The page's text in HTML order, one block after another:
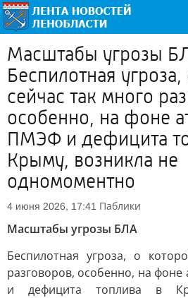
Масштабы угрозы
Беспилотная
сейчас так много
особенно, на фоне
ПМЭФ и дефицита
Крыму, возникла не
одномоментно
4 июня 2026, 17:41 Паблики
Масштабы угрозы БЛА
Беспилотная угроза, о
разговоров, особенно, на
и дефицита топлива в